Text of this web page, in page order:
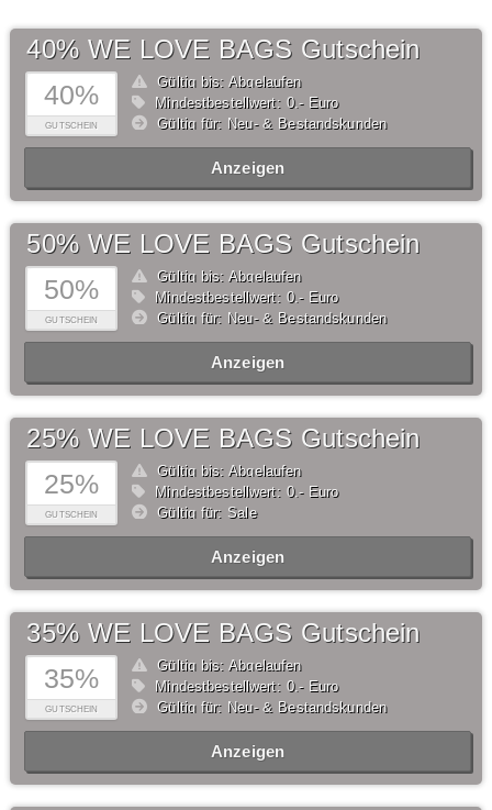
40%
GUTSCHEIN
40% WE LOVE BAGS Gutschein
Gültig bis: Abgelaufen
Mindestbestellwert: 0,- Euro
Gültig für: Neu- & Bestandskunden
Anzeigen
50%
GUTSCHEIN
50% WE LOVE BAGS Gutschein
Gültig bis: Abgelaufen
Mindestbestellwert: 0,- Euro
Gültig für: Neu- & Bestandskunden
Anzeigen
25%
GUTSCHEIN
25% WE LOVE BAGS Gutschein
Gültig bis: Abgelaufen
Mindestbestellwert: 0,- Euro
Gültig für: Sale
Anzeigen
35%
GUTSCHEIN
35% WE LOVE BAGS Gutschein
Gültig bis: Abgelaufen
Mindestbestellwert: 0,- Euro
Gültig für: Neu- & Bestandskunden
Anzeigen